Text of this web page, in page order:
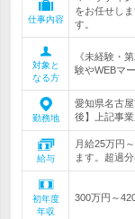
仕事内容
をお任せし
す。
対象と
なる方
《未経験・
験やWEBマ
勤務地
愛知県名古
後】上記事
給与
月給25万円
ます。超過
初年度
年収
300万円～